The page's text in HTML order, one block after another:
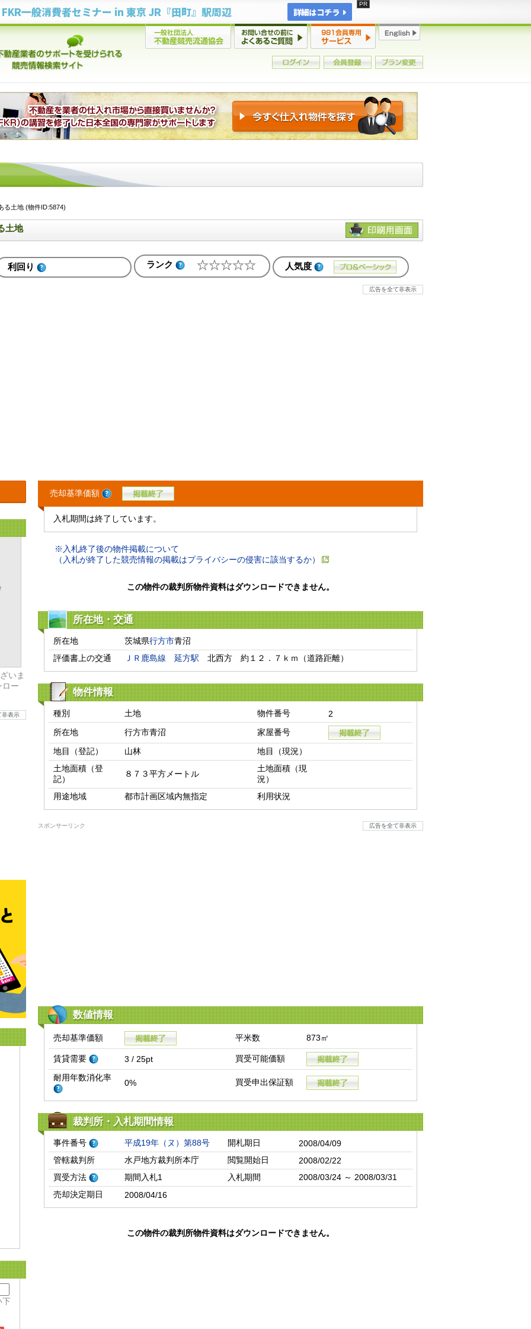
FKR一般消費者セミナー in 東京 JR『田町』駅周辺 詳細はコチラ
る土地 (物件ID:5874)
土地
利回り ランク 人気度
広告を全て非表示
いま
ロー
非表示
下
売却基準価額
入札期間は終了しています。
※入札終了後の物件掲載について
（入札が終了した競売情報の掲載はプライバシーの侵害に該当するか）
この物件の裁判所物件資料はダウンロードできません。
所在地・交通
所在地 茨城県行方市青沼
評価書上の交通
ＪＲ鹿島線 延方駅 北西方　約１２．７ｋｍ（道路距離）
物件情報
種別 土地 物件番号
2
所在地
行方市青沼
家屋番号
地目（登記）
山林
地目（現況）
土地面積（登
記）
８７３平方メートル
土地面積（現
況）
用途地域
都市計画区域内無指定 利用状況
スポンサーリンク 広告を全て非表示
数値情報
売却基準価額 平米数 873㎡
賃貸需要 3 / 25pt
買受可能価額
耐用年数消化率
0% 買受申出保証額
裁判所・入札期間情報
事件番号 平成19年（ヌ）第88号 開札期日
2008/04/09
管轄裁判所
水戸地方裁判所本庁 閲覧開始日
2008/02/22
買受方法
期間入札1 入札期間
2008/03/24 ～ 2008/03/31
売却決定期日
2008/04/16
この物件の裁判所物件資料はダウンロードできません。